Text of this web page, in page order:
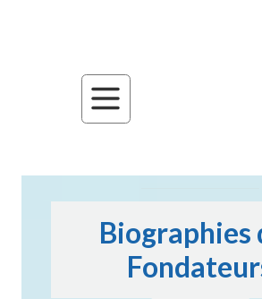
Biographies